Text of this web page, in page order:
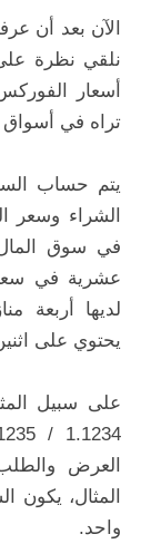
الآن بعد أن
نلقي نظرة
أسعار
تراه في أسواق
يتم حساب
في سوق
عشرية في
لديها أربعة
يحتوي على
على سبيل
واحد.